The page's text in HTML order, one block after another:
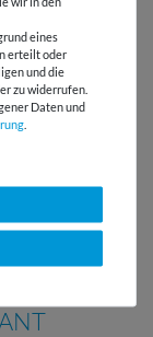
-
eines
erteilt oder
und die
zu widerrufen.
Daten und